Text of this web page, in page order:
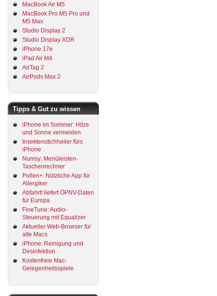
MacBook Air M5
MacBook Pro M5 Pro und
M5 Max
Studio Display 2
Studio Display XDR
iPhone 17e
iPad Air M4
AirTag 2
AirPods Max 2
Tipps & Gut zu wissen
iPhone im Sommer: Hitze
und Sonne vermeiden
Insektenstichheiler fürs
iPhone
Numsy: Menüleisten-
Taschenrechner
Pollen+: Nützliche App für
Allergiker
Abfahrt! liefert ÖPNV-Daten
für Europa
FineTune: Audio-
Steuerung mit Equalizer
Aktueller Web-Browser für
alte Macs
iPhone: Reinigung und
Desinfektion
Kostenfreie Mac-
Gelegenheitsspiele